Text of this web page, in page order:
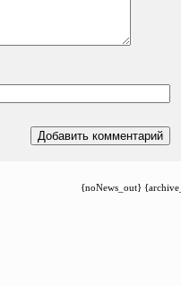
{noNews_out}